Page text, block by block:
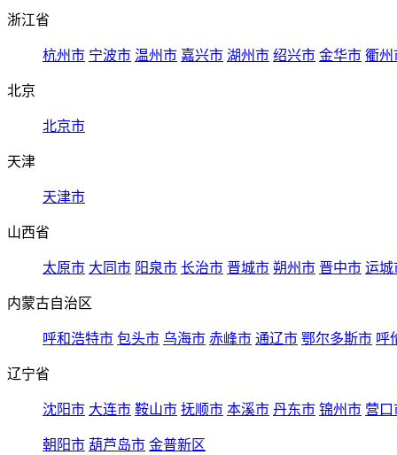
浙江省
杭州市 宁波市 温州市 嘉兴市 湖州市 绍兴市 金华市 衢州
北京
北京市
天津
天津市
山西省
太原市 大同市 阳泉市 长治市 晋城市 朔州市 晋中市 运城
内蒙古自治区
呼和浩特市 包头市 乌海市 赤峰市 通辽市 鄂尔多斯市 呼
辽宁省
沈阳市 大连市 鞍山市 抚顺市 本溪市 丹东市 锦州市 营口
朝阳市 葫芦岛市 金普新区